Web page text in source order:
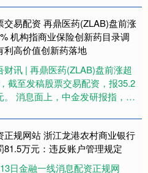
块都相对比较优质，....
交易配资 再鼎医药(ZLAB)盘前涨
机构指商业保险创新药目录调
利高价值创新药落地
财讯 | 再鼎医药(ZLAB)盘前涨超
截至发稿股票交易配资，报35.2
。 消息面上，中金发研报指，国
工伤保险药....
正规网站 浙江龙港农村商业银行
81.5万元：违反账户管理规定
日金融一线消息配资正规网